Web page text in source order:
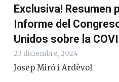
Exclusiva! Resumen
Informe del
Unidos sobre la
23 diciembre, 2024
Josep Miró i Ardèvol